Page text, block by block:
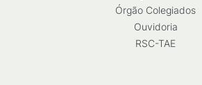
Órgão Colegiados
Ouvidoria
RSC-TAE